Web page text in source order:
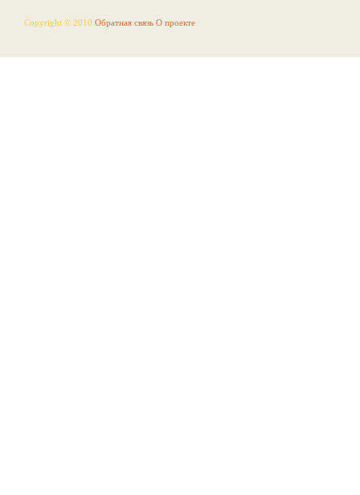
Copyright © 2010 Обратная связь О проекте